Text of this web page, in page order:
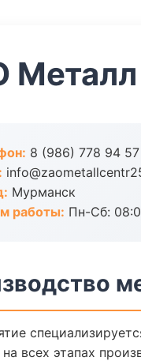
8 (986) 778 94 57
Мурманск
работы: Пн-Сб:
на всех этапах